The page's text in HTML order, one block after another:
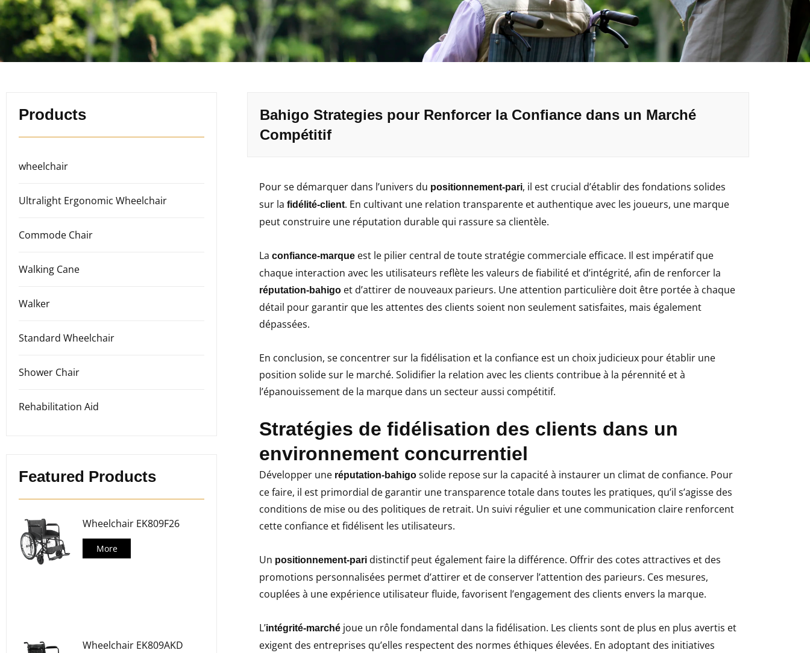
Products
wheelchair
Ultralight Ergonomic Wheelchair
Commode Chair
Walking Cane
Walker
Standard Wheelchair
Shower Chair
Rehabilitation Aid
Featured Products
Wheelchair EK809F26
More
Wheelchair EK809AKD
Bahigo Strategies pour Renforcer la Confiance dans un Marché
Compétitif
Pour se démarquer dans l’univers du positionnement-pari, il est crucial d’établir des fondations solides
sur la fidélité-client. En cultivant une relation transparente et authentique avec les joueurs, une marque
peut construire une réputation durable qui rassure sa clientèle.
La confiance-marque est le pilier central de toute stratégie commerciale efficace. Il est impératif que
chaque interaction avec les utilisateurs reflète les valeurs de fiabilité et d’intégrité, afin de renforcer la
réputation-bahigo et d’attirer de nouveaux parieurs. Une attention particulière doit être portée à chaque
détail pour garantir que les attentes des clients soient non seulement satisfaites, mais également
dépassées.
En conclusion, se concentrer sur la fidélisation et la confiance est un choix judicieux pour établir une
position solide sur le marché. Solidifier la relation avec les clients contribue à la pérennité et à
l’épanouissement de la marque dans un secteur aussi compétitif.
Stratégies de fidélisation des clients dans un
environnement concurrentiel
Développer une réputation-bahigo solide repose sur la capacité à instaurer un climat de confiance. Pour
ce faire, il est primordial de garantir une transparence totale dans toutes les pratiques, qu’il s’agisse des
conditions de mise ou des politiques de retrait. Un suivi régulier et une communication claire renforcent
cette confiance et fidélisent les utilisateurs.
Un positionnement-pari distinctif peut également faire la différence. Offrir des cotes attractives et des
promotions personnalisées permet d’attirer et de conserver l’attention des parieurs. Ces mesures,
couplées à une expérience utilisateur fluide, favorisent l’engagement des clients envers la marque.
L’intégrité-marché joue un rôle fondamental dans la fidélisation. Les clients sont de plus en plus avertis et
exigent des entreprises qu’elles respectent des normes éthiques élevées. En adoptant des initiatives